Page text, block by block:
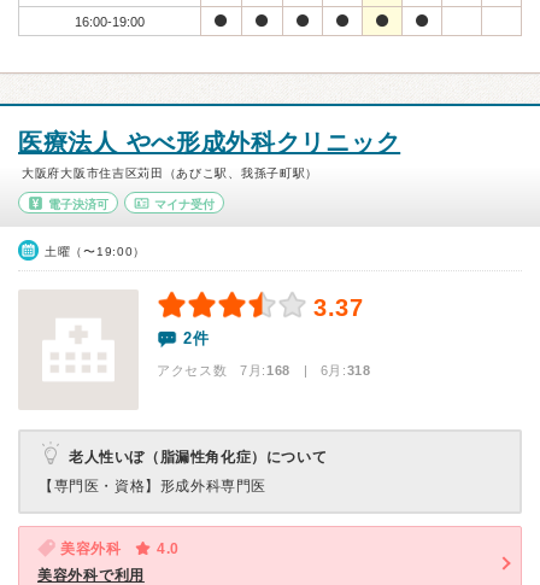
16:00-19:00
医療法人 やべ形成外科クリニック
大阪府大阪市住吉区苅田（あびこ駅、我孫子町駅）
電子決済可 マイナ受付
土曜（〜19:00）
3.37
2件
アクセス数 7月:168 | 6月:318
老人性いぼ（脂漏性角化症）について
【専門医・資格】 形成外科専門医
美容外科
4.0
美容外科で利用